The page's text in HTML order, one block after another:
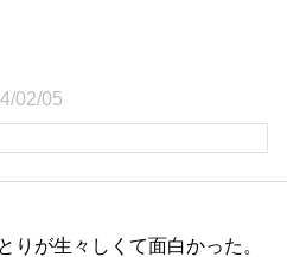
02/05
りが生々しくて面白かった。